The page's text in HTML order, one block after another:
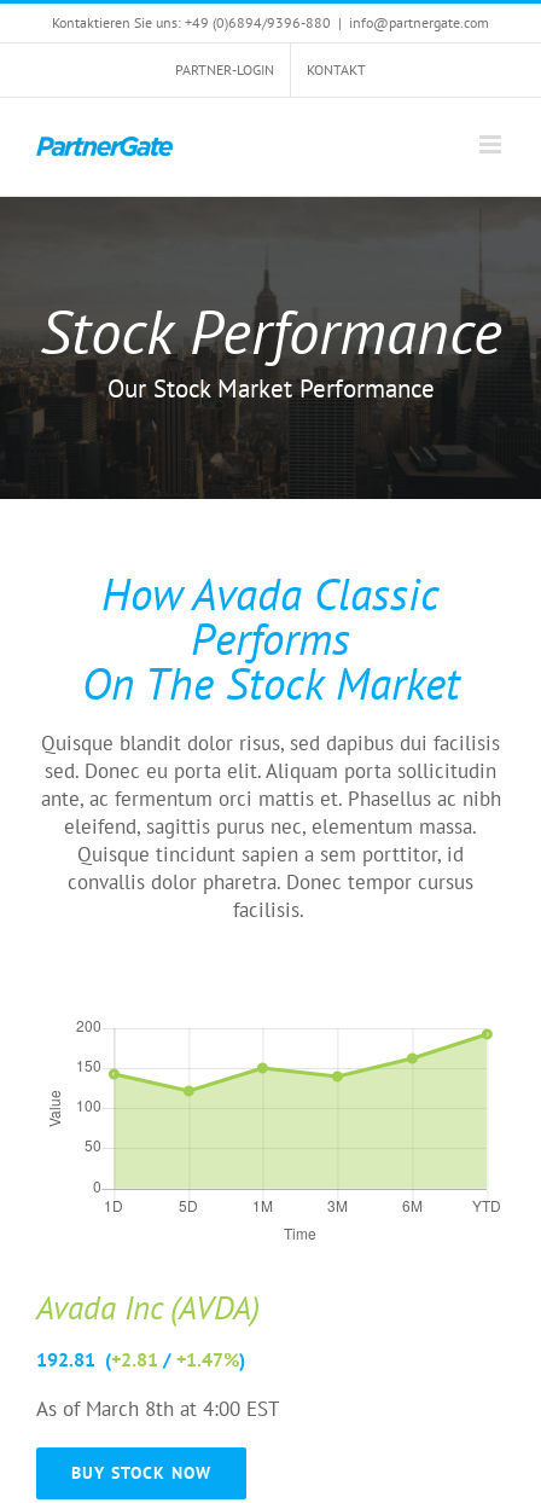
Zum
Inhalt
Kontaktieren Sie uns: +49 (0)6894/9396-880 | info@partnergate.com
PARTNER-LOGIN KONTAKT
Stock Performance
Our Stock Market Performance
How Avada Classic
Performs
On The Stock Market
Quisque blandit dolor risus, sed dapibus dui facilisis
sed. Donec eu porta elit. Aliquam porta sollicitudin
ante, ac fermentum orci mattis et. Phasellus ac nibh
eleifend, sagittis purus nec, elementum massa.
Quisque tincidunt sapien a sem porttitor, id
convallis dolor pharetra. Donec tempor cursus
facilisis.
Avada Inc (AVDA)
192.81 (+2.81 / +1.47%)
As of March 8th at 4:00 EST
BUY STOCK NOW